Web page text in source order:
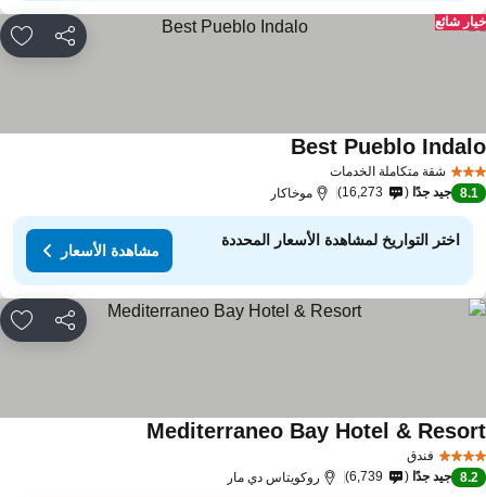
مشاركة
شائع
شقة متكاملة الخدمات
Best Pueblo
8.1 جيد جدًا 16,273 موخاكار
اختر التواريخ لمشاهدة الأسعار المحددة
مشاهدة الأسعار
مشاركة
فندق
Mediterraneo Bay Hotel &
8.2 جيد جدًا 6,739 روكويتاس دي مار